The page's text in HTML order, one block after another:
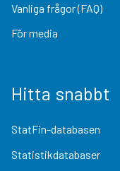
Vanliga frågor (FAQ)
För media
Hitta snabbt
StatFin-databasen
Statistikdatabaser